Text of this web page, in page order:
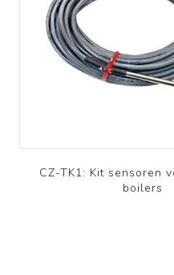
CZ-TK1: Kit sensoren
boilers